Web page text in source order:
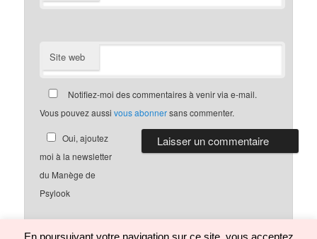
Site web
Notifiez-moi des commentaires à venir via e-mail.
Vous pouvez aussivous abonnersans commenter.
Oui, ajoutez
moi à la newsletter
du Manège de
Psylook
En poursuivant votre navigation sur ce site, vous acceptez